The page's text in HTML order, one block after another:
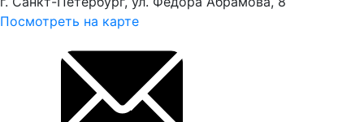
Посмотреть на карте